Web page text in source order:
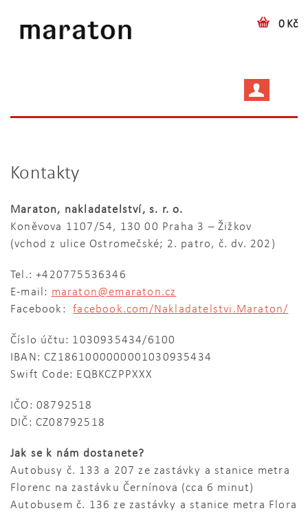
0 Kč
Kontakty
Maraton, nakladatelství, s. r. o.
Koněvova 1107/54, 130 00 Praha 3 – Žižkov
(vchod z ulice Ostromečské; 2. patro, č. dv. 202)
Tel.: +420775536346
E-mail: maraton@emaraton.cz
Facebook:facebook.com/Nakladatelstvi.Maraton/
Číslo účtu: 1030935434/6100
IBAN: CZ1861000000001030935434
Swift Code: EQBKCZPPXXX
IČO: 08792518
DIČ: CZ08792518
Jak se k nám dostanete?
Autobusy č. 133 a 207 ze zastávky a stanice metra
Florenc na zastávku Černínova (cca 6 minut)
Autobusem č. 136 ze zastávky a stanice metra Flora